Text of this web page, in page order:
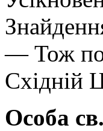
— Тож
Східній
Особа